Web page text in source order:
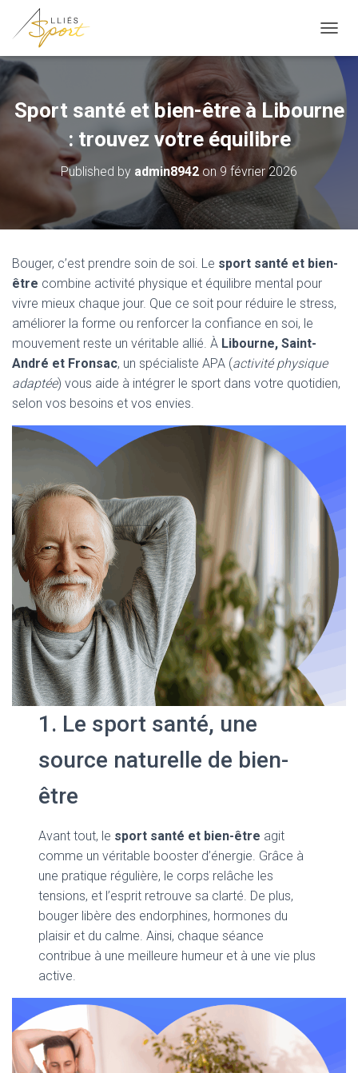
Sport santé et bien-être à Libourne
: trouvez votre équilibre
Published by admin8942on 9 février 2026
Bouger, c’est prendre soin de soi. Le sport santé et bien-
être combine activité physique et équilibre mental pour
vivre mieux chaque jour. Que ce soit pour réduire le stress,
améliorer la forme ou renforcer la confiance en soi, le
mouvement reste un véritable allié. À Libourne, Saint-
André et Fronsac, un spécialiste APA (activité physique
adaptée) vous aide à intégrer le sport dans votre quotidien,
selon vos besoins et vos envies.
1. Le sport santé, une
source naturelle de bien-
être
Avant tout, le sport santé et bien-être agit
comme un véritable booster d’énergie. Grâce à
une pratique régulière, le corps relâche les
tensions, et l’esprit retrouve sa clarté. De plus,
bouger libère des endorphines, hormones du
plaisir et du calme. Ainsi, chaque séance
contribue à une meilleure humeur et à une vie plus
active.